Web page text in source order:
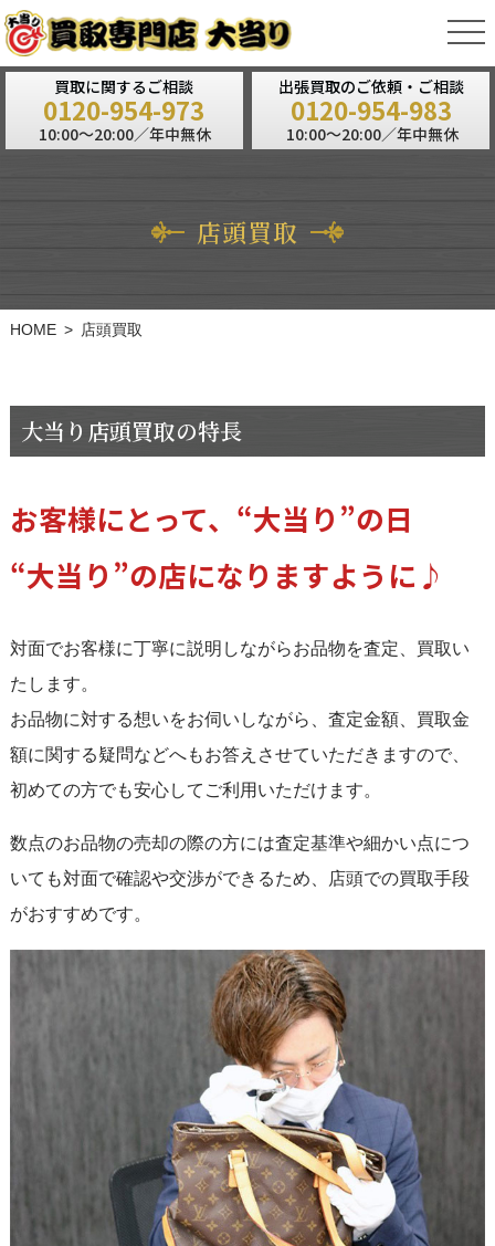
買取に関するご相談
0120-954-973
10:00～20:00／年中無休
出張買取のご依頼・ご相談
0120-954-983
10:00～20:00／年中無休
店頭買取
HOME 店頭買取
大当り店頭買取の特長
お客様にとって、“大当り”の日
“大当り”の店になりますように♪
対面でお客様に丁寧に説明しながらお品物を査定、買取い
たします。
お品物に対する想いをお伺いしながら、査定金額、買取金
額に関する疑問などへもお答えさせていただきますので、
初めての方でも安心してご利用いただけます。
数点のお品物の売却の際の方には査定基準や細かい点につ
いても対面で確認や交渉ができるため、店頭での買取手段
がおすすめです。